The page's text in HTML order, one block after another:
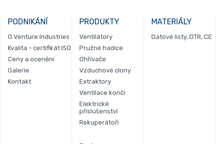
PODNIKÁNÍ
O Venture Industries
Kvalita - certifikát ISO
Ceny a ocenění
Galerie
Kontakt
PRODUKTY
Ventilátory
Pružné hadice
Ohřívače
Vzduchové clony
Extraktory
Ventilace končí
Elektrické
příslušenství
Rekuperátoři
MATERIÁLY
Datové listy, DTR, CE